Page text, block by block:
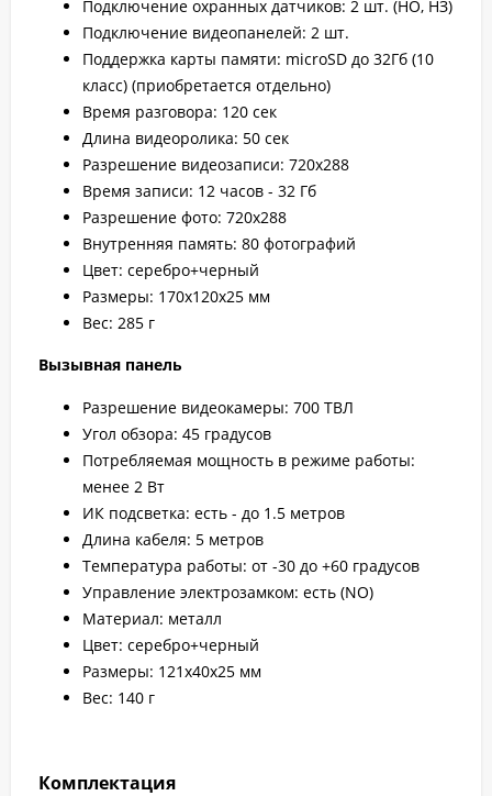
Подключение охранных датчиков: 2 шт. (НО, НЗ)
Подключение видеопанелей: 2 шт.
Поддержка карты памяти: microSD до 32Гб (10
класс) (приобретается отдельно)
Время разговора: 120 сек
Длина видеоролика: 50 сек
Разрешение видеозаписи: 720х288
Время записи: 12 часов - 32 Гб
Разрешение фото: 720х288
Внутренняя память: 80 фотографий
Цвет: серебро+черный
Размеры: 170х120х25 мм
Вес: 285 г
Вызывная панель
Разрешение видеокамеры: 700 ТВЛ
Угол обзора: 45 градусов
Потребляемая мощность в режиме работы:
менее 2 Вт
ИК подсветка: есть - до 1.5 метров
Длина кабеля: 5 метров
Температура работы: от -30 до +60 градусов
Управление электрозамком: есть (NO)
Материал: металл
Цвет: серебро+черный
Размеры: 121х40х25 мм
Вес: 140 г
Комплектация